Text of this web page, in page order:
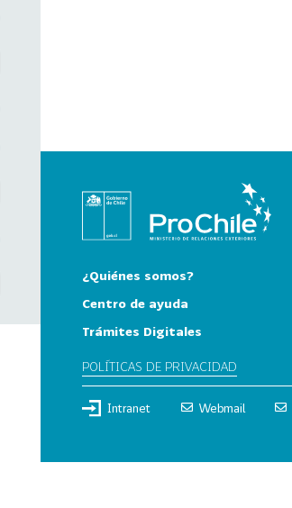
¿Quiénes somos?
Centro de ayuda
Trámites Digitales
POLÍTICAS DE PRIVACIDAD
Intranet Webmail